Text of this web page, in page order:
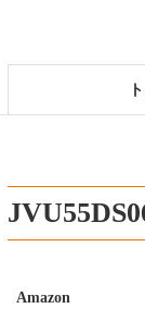
Amazon